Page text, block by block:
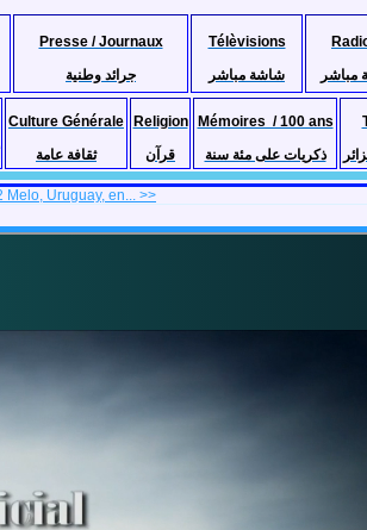
Presse / Journaux
جرائد وطنية
Télèvisions
شاشة مباشر
مباشر
Culture Générale
ثقافة عامة
Religion
قرآن
Mémoires / 100 ans
ذكريات على مئة سنة
Melo, Uruguay, en... >>